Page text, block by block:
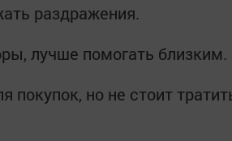
раздражения.
лучше помогать близким.
покупок, но не стоит